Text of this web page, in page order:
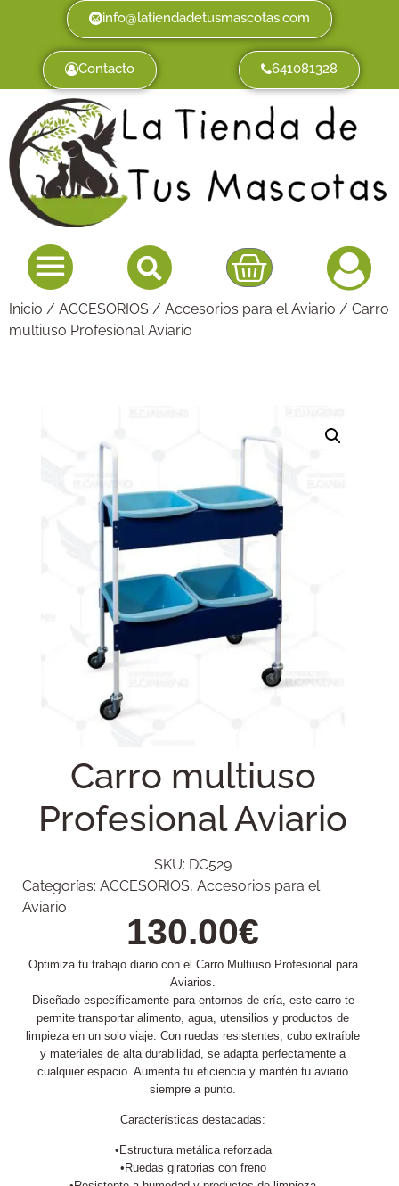
info@latiendadetusmascotas.com
Contacto 641081328
Inicio / ACCESORIOS / Accesorios para el Aviario / Carro
multiuso Profesional Aviario
Carro multiuso
Profesional Aviario
SKU: DC529
Categorías: ACCESORIOS, Accesorios para el
Aviario
130.00€
Optimiza tu trabajo diario con el Carro Multiuso Profesional para
Aviarios.
Diseñado específicamente para entornos de cría, este carro te
permite transportar alimento, agua, utensilios y productos de
limpieza en un solo viaje. Con ruedas resistentes, cubo extraíble
y materiales de alta durabilidad, se adapta perfectamente a
cualquier espacio. Aumenta tu eficiencia y mantén tu aviario
siempre a punto.
Características destacadas:
•Estructura metálica reforzada
•Ruedas giratorias con freno